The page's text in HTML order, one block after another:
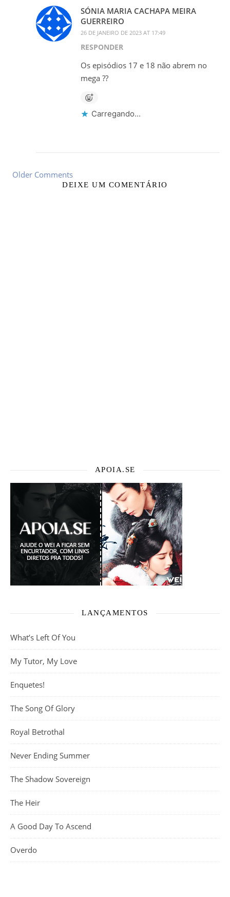
SÓNIA MARIA CACHAPA MEIRA
GUERREIRO
26 DE JANEIRO DE 2023 AT 17:49
RESPONDER
Os episódios 17 e 18 não abrem no
mega ??
Carregando...
Older Comments
DEIXE UM COMENTÁRIO
APOIA.SE
LANÇAMENTOS
What’s Left Of You
My Tutor, My Love
Enquetes!
The Song Of Glory
Royal Betrothal
Never Ending Summer
The Shadow Sovereign
The Heir
A Good Day To Ascend
Overdo